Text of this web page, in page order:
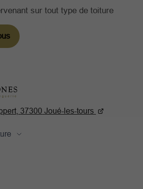
37300 Joué-les-tours
sur tout type de toiture